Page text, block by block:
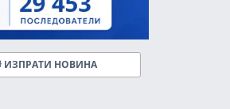
ИЗПРАТИ НОВИНА